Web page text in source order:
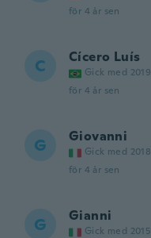
för 4 år sen
C Cícero Luís
Gick med 2019
för 4 år sen
G Giovanni
Gick med 2018
för 4 år sen
G Gianni
Gick med 2015